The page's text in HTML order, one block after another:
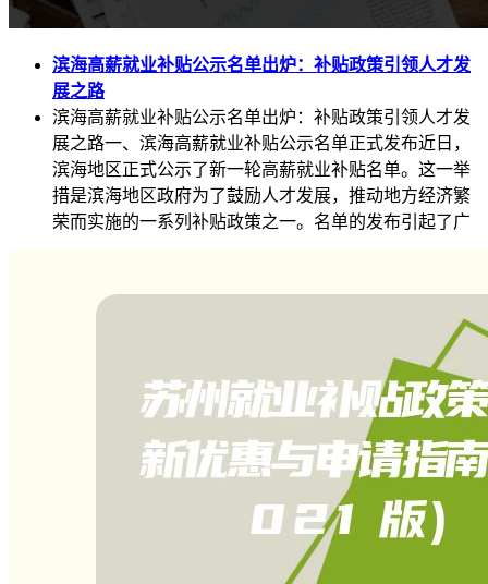
滨海高薪就业补贴公示名单出炉：补贴政策引领人才发
展之路
滨海高薪就业补贴公示名单出炉：补贴政策引领人才发
展之路一、滨海高薪就业补贴公示名单正式发布近日，
滨海地区正式公示了新一轮高薪就业补贴名单。这一举
措是滨海地区政府为了鼓励人才发展，推动地方经济繁
荣而实施的一系列补贴政策之一。名单的发布引起了广